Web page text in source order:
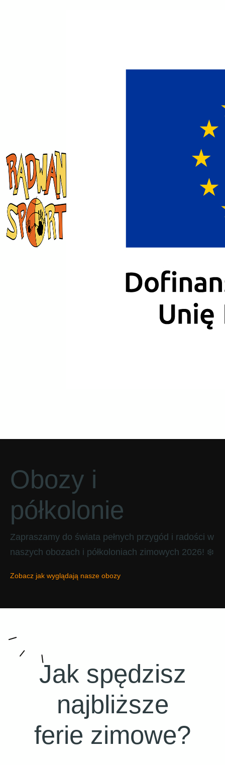
Obozy i
półkolonie
Zapraszamy do świata pełnych przygód i radości w
naszych obozach i półkoloniach zimowych 2026! ❄️
Zobacz jak wyglądają nasze obozy
Jak spędzisz
najbliższe
ferie zimowe?